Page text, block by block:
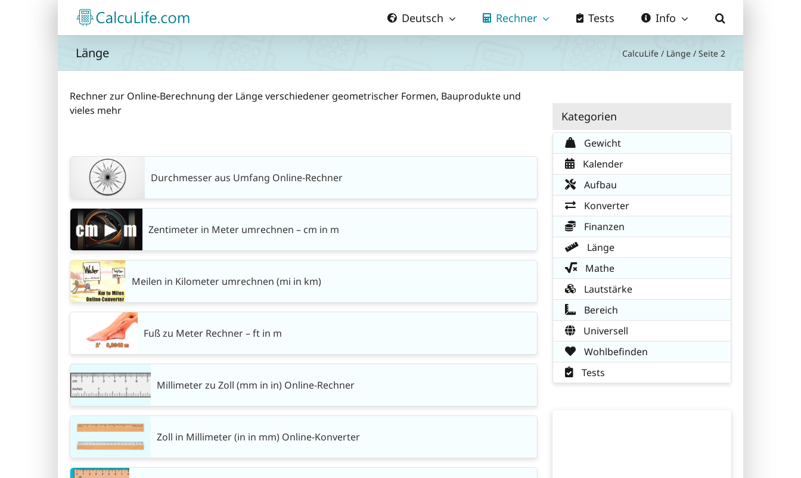
Deutsch Rechner Tests Info
Länge CalcuLife / Länge / Seite 2
Rechner zur Online-Berechnung der Länge verschiedener geometrischer Formen, Bauprodukte und
vieles mehr
Durchmesser aus Umfang Online-Rechner
Zentimeter in Meter umrechnen – cm in m
Meilen in Kilometer umrechnen (mi in km)
Fuß zu Meter Rechner – ft in m
Millimeter zu Zoll (mm in in) Online-Rechner
Zoll in Millimeter (in in mm) Online-Konverter
Kategorien
Gewicht
Kalender
Aufbau
Konverter
Finanzen
Länge
Mathe
Lautstärke
Bereich
Universell
Wohlbefinden
Tests